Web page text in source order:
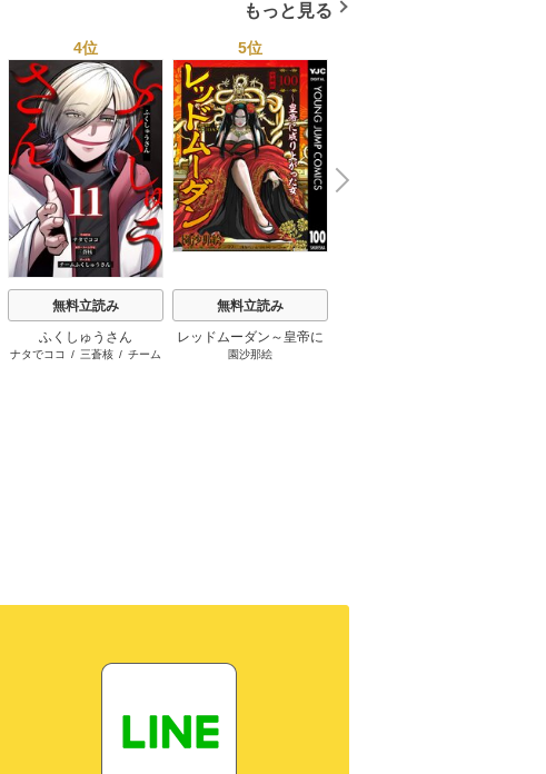
もっと見る
4位
無料立読み
ふくしゅうさん
ナタでココ / 三蒼核 / チーム
5位
無料立読み
レッドムーダン～皇帝に
成り上がった女～
園沙那絵
N
e
x
t